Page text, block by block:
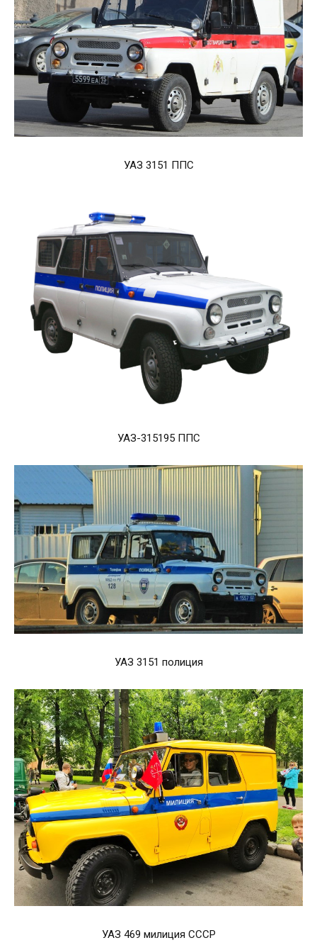
УАЗ 3151 ППС
УАЗ-315195 ППС
УАЗ 3151 полиция
УАЗ 469 милиция СССР